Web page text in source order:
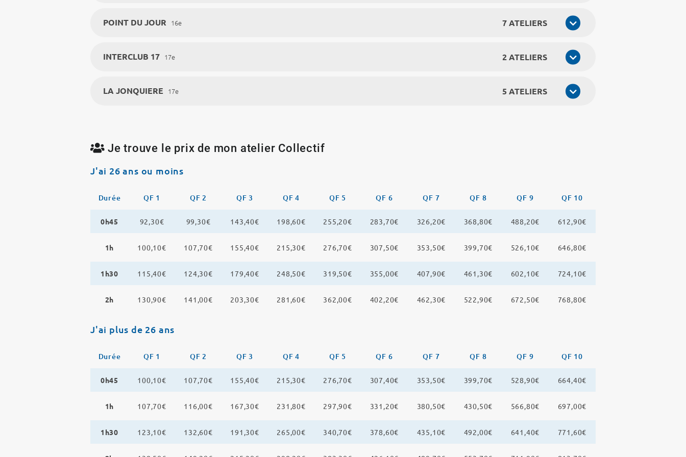
POINT DU JOUR 16e 7 ATELIERS
INTERCLUB 17 17e 2 ATELIERS
LA JONQUIERE 17e 5 ATELIERS
Je trouve le prix de mon atelier Collectif
J'ai 26 ans ou moins
Durée QF 1 QF 2 QF 3 QF 4 QF 5 QF 6 QF 7 QF 8 QF 9 QF 10
0h45 92,30€ 99,30€ 143,40€ 198,60€ 255,20€ 283,70€ 326,20€ 368,80€ 488,20€ 612,90€
1h 100,10€ 107,70€ 155,40€ 215,30€ 276,70€ 307,50€ 353,50€ 399,70€ 526,10€ 646,80€
1h30 115,40€ 124,30€ 179,40€ 248,50€ 319,50€ 355,00€ 407,90€ 461,30€ 602,10€ 724,10€
2h 130,90€ 141,00€ 203,30€ 281,60€ 362,00€ 402,20€ 462,30€ 522,90€ 672,50€ 768,80€
J'ai plus de 26 ans
Durée QF 1 QF 2 QF 3 QF 4 QF 5 QF 6 QF 7 QF 8 QF 9 QF 10
0h45 100,10€ 107,70€ 155,40€ 215,30€ 276,70€ 307,40€ 353,50€ 399,70€ 528,90€ 664,40€
1h 107,70€ 116,00€ 167,30€ 231,80€ 297,90€ 331,20€ 380,50€ 430,50€ 566,80€ 697,00€
1h30 123,10€ 132,60€ 191,30€ 265,00€ 340,70€ 378,60€ 435,10€ 492,00€ 641,40€ 771,60€